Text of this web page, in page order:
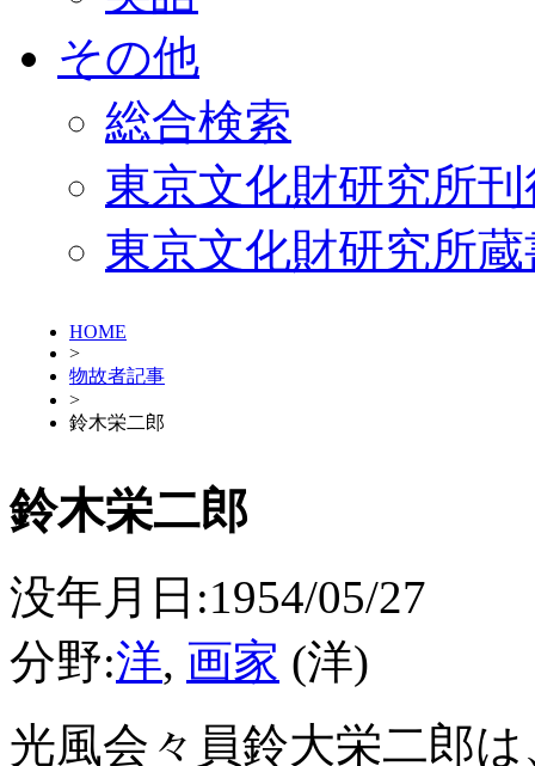
その他
総合検索
東京文化財研究所
東京文化財研究所
HOME
>
物故者記事
>
鈴木栄二郎
鈴木栄二郎
没年月日:1954/05/27
分野:洋, 画家 (洋)
光風会々員鈴大栄二郎